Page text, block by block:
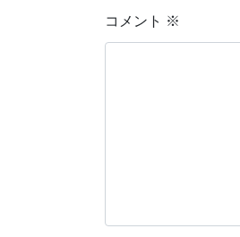
コメント ※